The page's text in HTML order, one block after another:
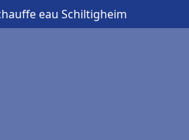
eau Schiltigheim